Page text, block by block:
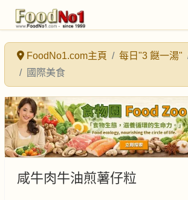
FoodNo1.com主頁 每日"3 餸一湯"
國際美食
咸牛肉牛油煎薯仔粒